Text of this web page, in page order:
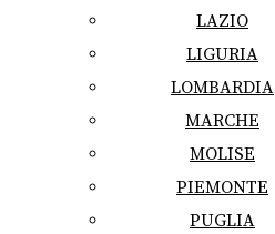
LAZIO
LIGURIA
LOMBARDIA
MARCHE
MOLISE
PIEMONTE
PUGLIA